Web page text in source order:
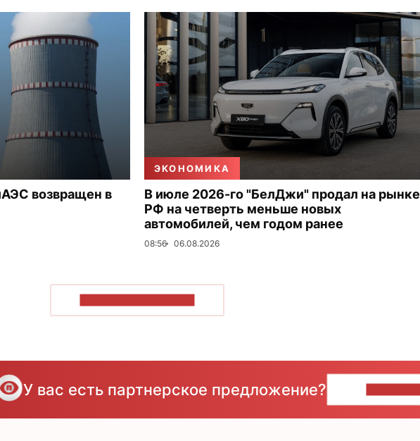
возвращен в
ЭКОНОМИКА
В июле 2026-го "БелДжи" продал на рынке
РФ на четверть меньше новых
автомобилей, чем годом ранее
08:56 06.08.2026
У вас есть партнерское предложение?